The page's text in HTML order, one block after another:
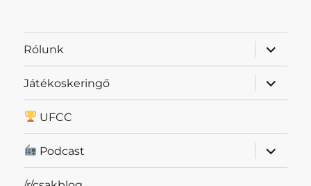
Rólunk
almenü
Játékoskeringő
almenü
UFCC
Podcast
almenü